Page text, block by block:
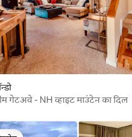
गेटअवे - NH व्हाइट माउंटेन का दिल